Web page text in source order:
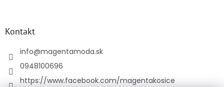
Kontakt
info@magentamoda.sk
0948100696
https://www.facebook.com/magentakosice